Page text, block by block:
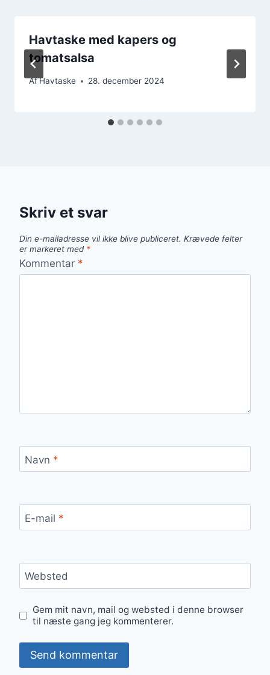
Havtaske med kapers og
tomatsalsa
AfHavtaske 28. december 2024
Skriv et svar
Din e-mailadresse vil ikke blive publiceret. Krævede felter
er markeret med *
Kommentar *
Navn *
E-mail *
Websted
Gem mit navn, mail og websted i denne browser
til næste gang jeg kommenterer.